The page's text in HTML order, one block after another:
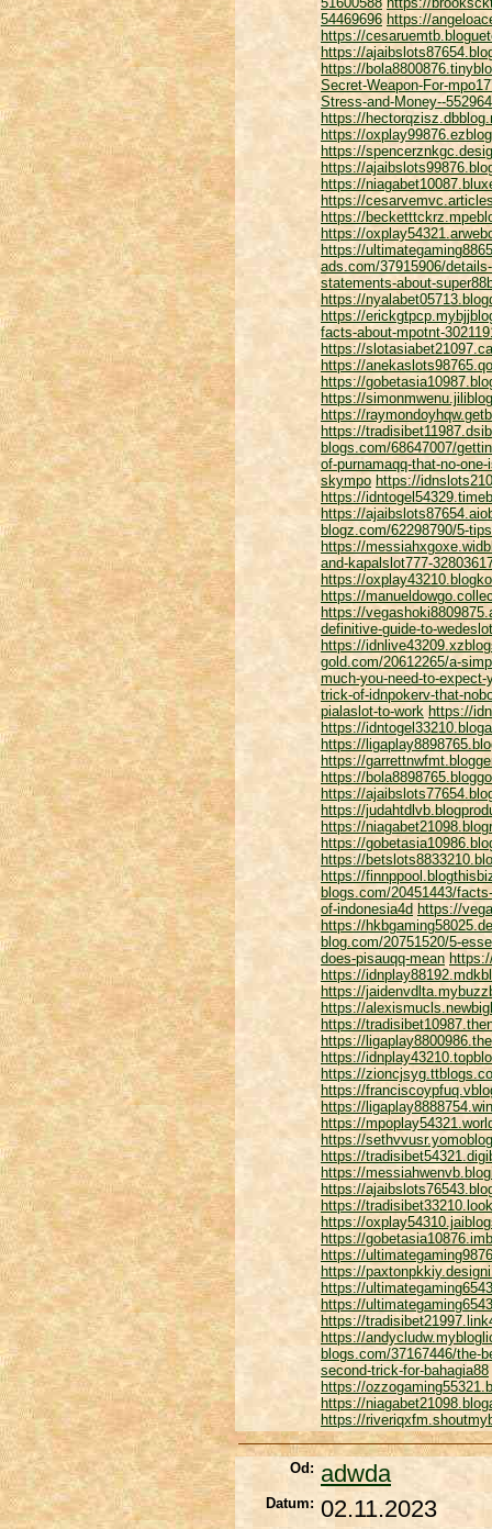
54469696 https://
https://
https://
https://
Secret-Weapon-For-
Stress-and-Money--
https://
https://
https://
https://
https://
https://
https://
https://
https://
ads.com/37915906/
statements-about-
https://
https://
facts-about-mpotnt-
https://
https://
https://
https://
https://
https://
blogs.com/68647007/
of-purnamaqq-that-no-
skympo https://
https://
https://
blogz.com/62298790/5-
https://
and-kapalslot777-
https://
https://
https://
definitive-guide-to-
https://
gold.com/20612265/a-
much-you-need-to-
trick-of-idnpokerv-that-
pialaslot-to-work https://
https://
https://
https://
https://
https://
https://
https://
https://
https://
https://
blogs.com/20451443/
of-indonesia4d https://
https://
blog.com/20751520/5-
does-pisauqq-mean
https://
https://
https://
https://
https://
https://
https://
https://
https://
https://
https://
https://
https://
https://
https://
https://
https://
https://
https://
https://
https://
https://
https://
blogs.com/37167446/the-
second-trick-for-bahagia88
https://
https://
https://
Od: adwda
Datum: 02.11.2023